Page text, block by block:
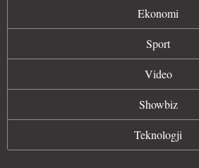
Ekonomi
Sport
Video
Showbiz
Teknologji